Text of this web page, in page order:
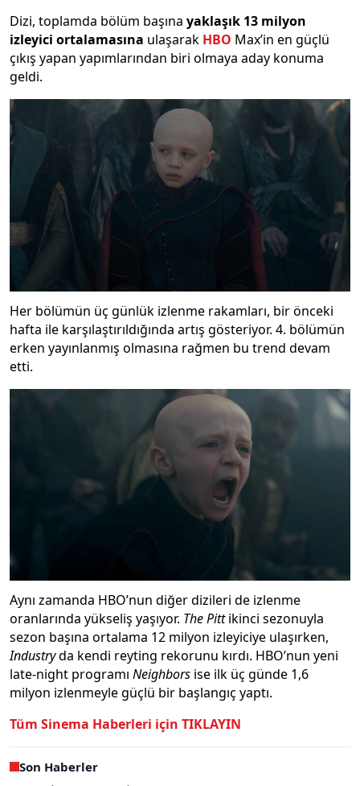
Dizi, toplamda bölüm başına yaklaşık 13 milyon
izleyici ortalamasına ulaşarak HBO Max’in en güçlü
çıkış yapan yapımlarından biri olmaya aday konuma
geldi.
Her bölümün üç günlük izlenme rakamları, bir önceki
hafta ile karşılaştırıldığında artış gösteriyor. 4. bölümün
erken yayınlanmış olmasına rağmen bu trend devam
etti.
Aynı zamanda HBO’nun diğer dizileri de izlenme
oranlarında yükseliş yaşıyor. The Pittikinci sezonuyla
sezon başına ortalama 12 milyon izleyiciye ulaşırken,
Industryda kendi reyting rekorunu kırdı. HBO’nun yeni
late-night programı Neighbors ise ilk üç günde 1,6
milyon izlenmeyle güçlü bir başlangıç yaptı.
Tüm Sinema Haberleri için TIKLAYIN
Son Haberler